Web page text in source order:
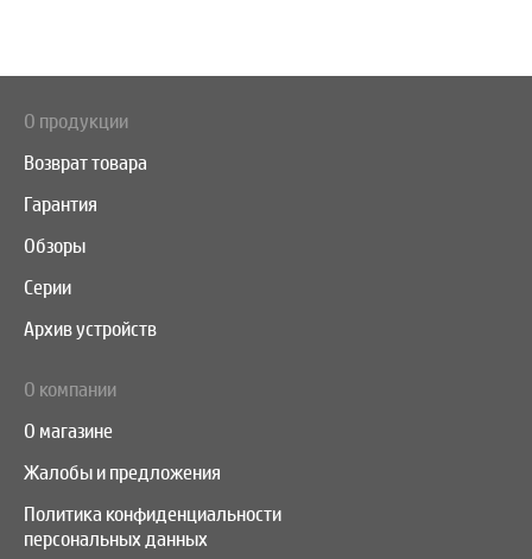
О продукции
Возврат товара
Гарантия
Обзоры
Серии
Архив устройств
О компании
О магазине
Жалобы и предложения
Политика конфиденциальности
персональных данных